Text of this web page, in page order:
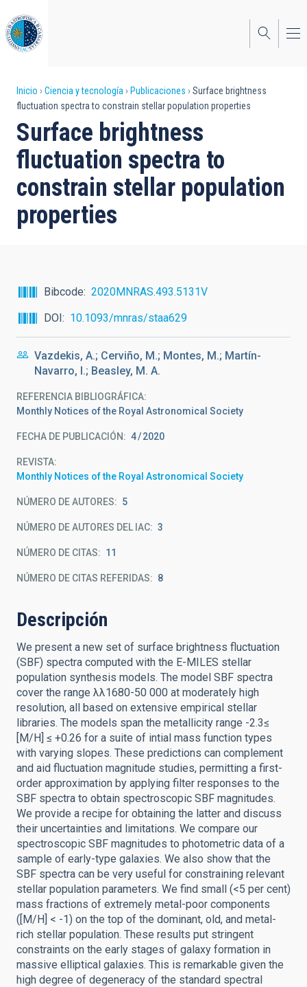
al
contenido
principal
Sobrescribir
enlaces
de
ayuda
a
la
Inicio Ciencia y tecnología Publicaciones
Surface brightness
fluctuation spectra to constrain stellar population properties
Surface brightness
fluctuation spectra to
constrain stellar population
properties
Bibcode
2020MNRAS.493.5131V
DOI
10.1093/mnras/staa629
Vazdekis, A.; Cerviño, M.; Montes, M.; Martín-
Navarro, I.; Beasley, M. A.
REFERENCIA BIBLIOGRÁFICA
Monthly Notices of the Royal Astronomical Society
FECHA DE PUBLICACIÓN: 4 2020
REVISTA
Monthly Notices of the Royal Astronomical Society
NÚMERO DE AUTORES 5
NÚMERO DE AUTORES DEL IAC 3
NÚMERO DE CITAS 11
NÚMERO DE CITAS REFERIDAS 8
Descripción
We present a new set of surface brightness fluctuation
(SBF) spectra computed with the E-MILES stellar
population synthesis models. The model SBF spectra
cover the range λλ1680-50 000 at moderately high
resolution, all based on extensive empirical stellar
libraries. The models span the metallicity range -2.3≤
[M/H] ≤ +0.26 for a suite of intial mass function types
with varying slopes. These predictions can complement
and aid fluctuation magnitude studies, permitting a first-
order approximation by applying filter responses to the
SBF spectra to obtain spectroscopic SBF magnitudes.
We provide a recipe for obtaining the latter and discuss
their uncertainties and limitations. We compare our
spectroscopic SBF magnitudes to photometric data of a
sample of early-type galaxies. We also show that the
SBF spectra can be very useful for constraining relevant
stellar population parameters. We find small (<5 per cent)
mass fractions of extremely metal-poor components
([M/H] < -1) on the top of the dominant, old, and metal-
rich stellar population. These results put stringent
constraints on the early stages of galaxy formation in
massive elliptical galaxies. This is remarkable given the
high degree of degeneracy of the standard spectral